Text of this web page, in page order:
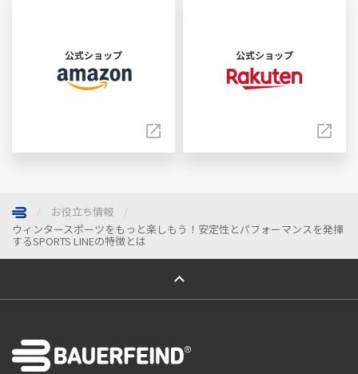
公式ショップ 公式ショップ
お役立ち情報
ウィンタースポーツをもっと楽しもう！安定性とパフォーマンスを発揮
するSPORTS LINEの特徴とは
ページトップへ